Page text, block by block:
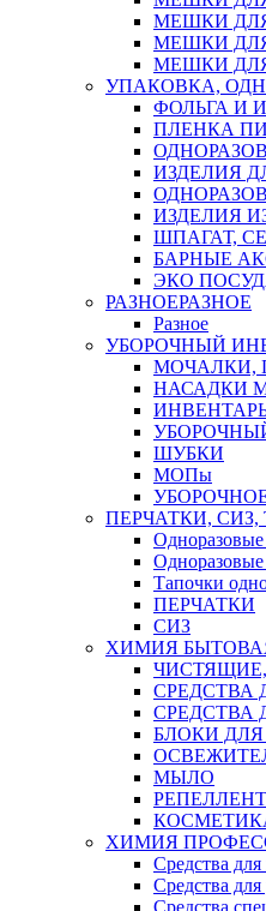
МЕШКИ
МЕШКИ
МЕШКИ
УПАКОВКА,
ФОЛЬГА И
ПЛЕНКА
ИЗДЕЛИЯ
ИЗДЕЛИЯ
ШПАГАТ,
БАРНЫЕ
ЭКО
РАЗНОЕРАЗНОЕ
Разное
УБОРОЧНЫЙ
МОЧАЛКИ,
НАСАДКИ
ШУБКИ
МОПы
ПЕРЧАТКИ,
Тапочки
ПЕРЧАТКИ
СИЗ
ХИМИЯ
СРЕДСТВА
БЛОКИ ДЛЯ
МЫЛО
ХИМИЯ
Средства
Средства
Средства